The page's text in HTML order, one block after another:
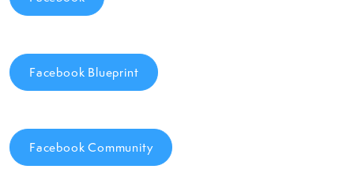
Facebook Blueprint
Facebook Community